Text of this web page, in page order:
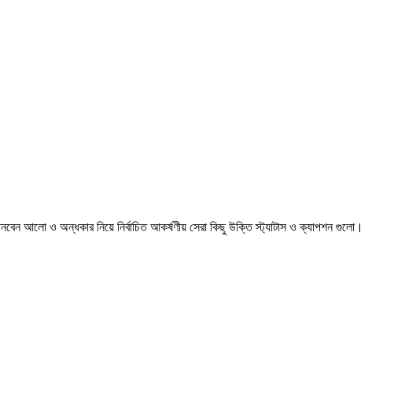
আলো ও অন্ধকার নিয়ে নির্বাচিত আকর্ষণীয় সেরা কিছু উক্তি স্ট্যাটাস ও ক্যাপশন গুলো।